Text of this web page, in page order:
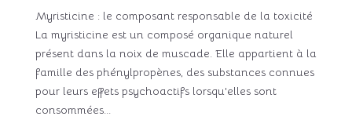
Myristicine : le composant responsable de la toxicité
La myristicine est un composé organique naturel
présent dans la noix de muscade. Elle appartient à la
famille des phénylpropènes, des substances connues
pour leurs effets psychoactifs lorsqu'elles sont
consommées...